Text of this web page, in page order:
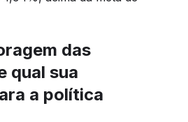
das
qual sua
a política